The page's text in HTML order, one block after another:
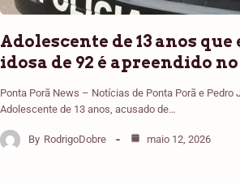
Adolescente de 13 anos
idosa de 92 é apreendido
Ponta Porã News – Notícias de Ponta Porã e Pedro
Adolescente de 13 anos, acusado de…
By RodrigoDobre maio 12, 2026